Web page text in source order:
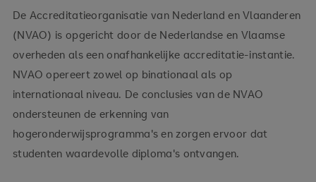
De Accreditatieorganisatie van Nederland en Vlaanderen
(NVAO) is opgericht door de Nederlandse en Vlaamse
overheden als een onafhankelijke accreditatie-instantie.
NVAO opereert zowel op binationaal als op
internationaal niveau. De conclusies van de NVAO
ondersteunen de erkenning van
hogeronderwijsprogramma's en zorgen ervoor dat
studenten waardevolle diploma's ontvangen.